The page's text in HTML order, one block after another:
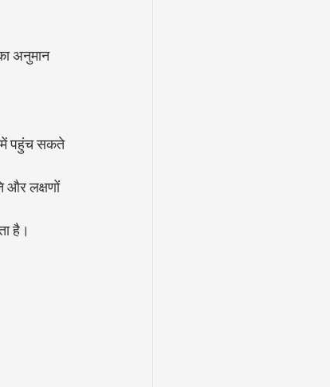
अनुमान
में पहुंच सकते
और लक्षणों
है।